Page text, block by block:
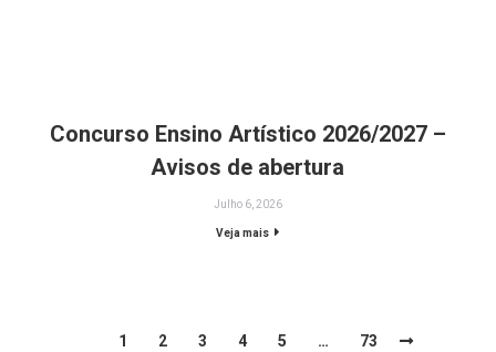
Concurso Ensino Artístico 2026/2027 –
Avisos de abertura
Julho 6, 2026
Veja mais
1 2 3 4 5 … 73